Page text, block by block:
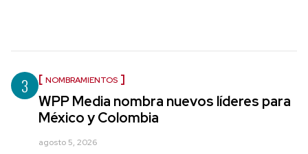
3 NOMBRAMIENTOS
WPP Media nombra nuevos líderes para
México y Colombia
agosto 5, 2026